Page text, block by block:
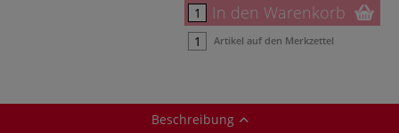
In den Warenkorb
Artikel auf den Merkzettel
Beschreibung